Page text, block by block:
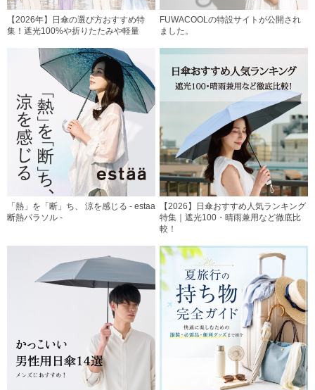
【2026年】日傘の選び方おすすめ特
集！遮光100%や折りたたみや軽量
FUWACOOLの特設サイトが公開され
ました。
「熱」を「断」ち、 涼を感じる - estaa
断熱パラソル -
【2026】日傘おすすめ人気ランキング
特集｜遮光100・晴雨兼用など徹底比
較！